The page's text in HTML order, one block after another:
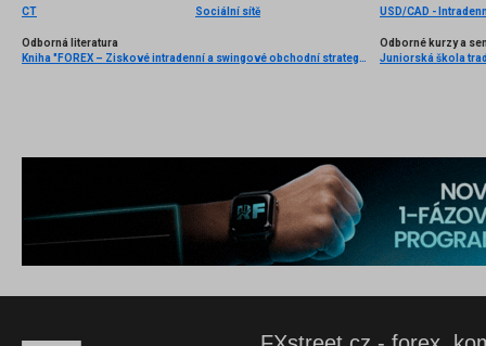
CT
Sociální sítě
USD/CAD -
Odborná literatura
Kniha "FOREX – Ziskové intradenní a swingové obchodní strategie" od Kathy Lien vychází v češtině!
Odborné kurzy a
Juniorská škola